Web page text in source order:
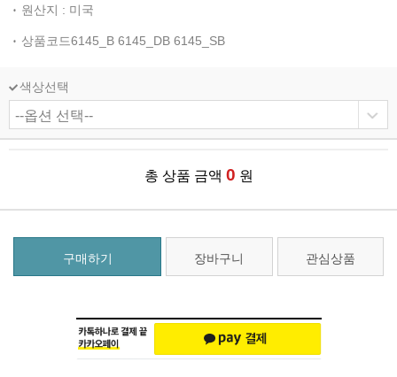
원산지 : 미국
상품코드6145_B 6145_DB 6145_SB
색상선택
총 상품 금액 0 원
구매하기 장바구니 관심상품